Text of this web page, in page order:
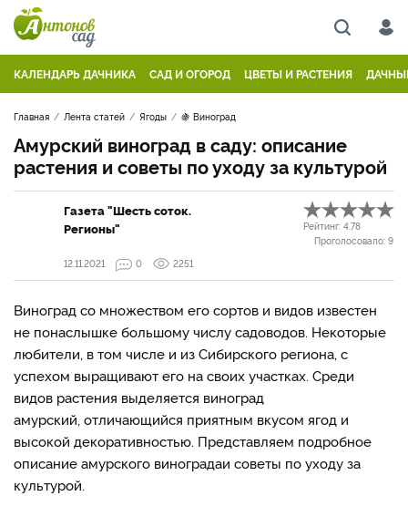
КАЛЕНДАРЬ ДАЧНИКА САД И ОГОРОД ЦВЕТЫ И РАСТЕНИЯ
Главная Лента статей Ягоды 🍇 Виноград
Амурский виноград в саду: описание
растения и советы по уходу за культурой
Газета "Шесть соток.
Регионы"
Рейтинг: 4.78
Проголосовало: 9
12.11.2021
0 2251
Виноград со множеством его сортов и видов известен
не понаслышке большому числу садоводов. Некоторые
любители, в том числе и из Сибирского региона, с
успехом выращивают его на своих участках. Среди
видов растения выделяется виноград
амурский, отличающийся приятным вкусом ягод и
высокой декоративностью. Представляем подробное
описание амурского виноградаи советы по уходу за
культурой.